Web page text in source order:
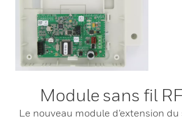
Module sans fil
Le nouveau module d’extension